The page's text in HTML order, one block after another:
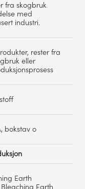
fra skogbruk
med
industri.
rester fra
eller
bokstav o
Earth
Earth